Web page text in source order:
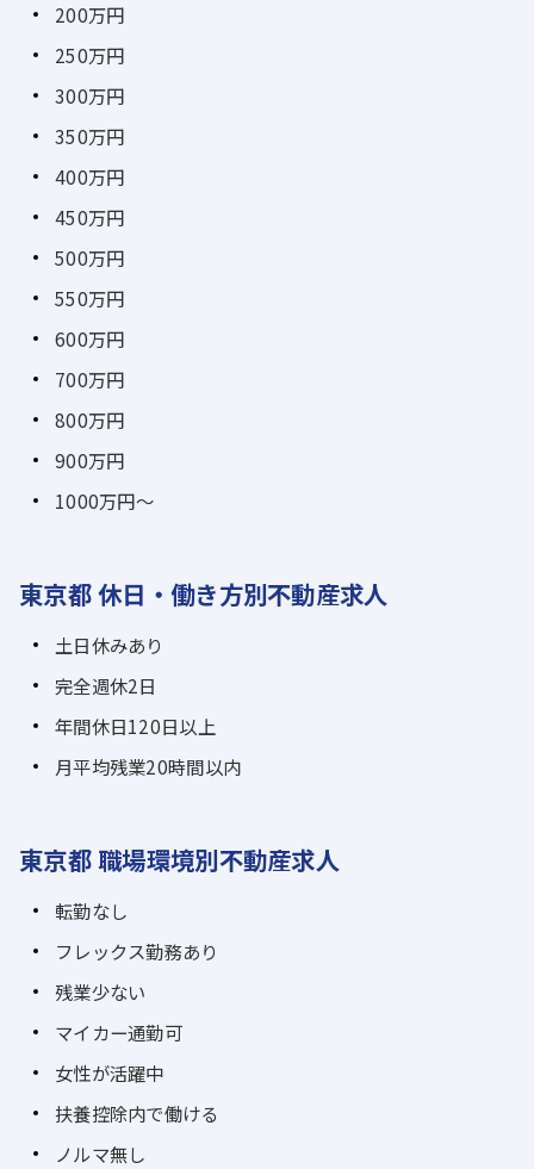
200万円
250万円
300万円
350万円
400万円
450万円
500万円
550万円
600万円
700万円
800万円
900万円
1000万円～
東京都 休日・働き方別不動産求人
土日休みあり
完全週休2日
年間休日120日以上
月平均残業20時間以内
東京都 職場環境別不動産求人
転勤なし
フレックス勤務あり
残業少ない
マイカー通勤可
女性が活躍中
扶養控除内で働ける
ノルマ無し